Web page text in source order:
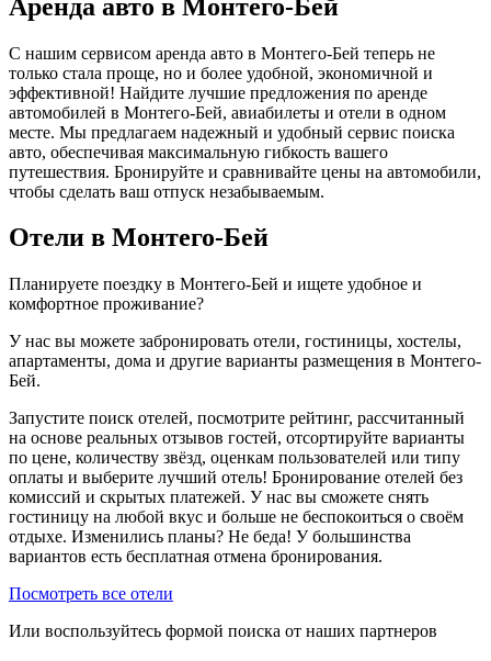
Аренда авто в Монтего-Бей
С нашим сервисом аренда авто в Монтего-Бей теперь не
только стала проще, но и более удобной, экономичной и
эффективной! Найдите лучшие предложения по аренде
автомобилей в Монтего-Бей, авиабилеты и отели в одном
месте. Мы предлагаем надежный и удобный сервис поиска
авто, обеспечивая максимальную гибкость вашего
путешествия. Бронируйте и сравнивайте цены на автомобили,
чтобы сделать ваш отпуск незабываемым.
Отели в Монтего-Бей
Планируете поездку в Монтего-Бей и ищете удобное и
комфортное проживание?
У нас вы можете забронировать отели, гостиницы, хостелы,
апартаменты, дома и другие варианты размещения в Монтего-
Бей.
Запустите поиск отелей, посмотрите рейтинг, рассчитанный
на основе реальных отзывов гостей, отсортируйте варианты
по цене, количеству звёзд, оценкам пользователей или типу
оплаты и выберите лучший отель! Бронирование отелей без
комиссий и скрытых платежей. У нас вы сможете снять
гостиницу на любой вкус и больше не беспокоиться о своём
отдыхе. Изменились планы? Не беда! У большинства
вариантов есть бесплатная отмена бронирования.
Посмотреть все отели
Или воспользуйтесь формой поиска от наших партнеров